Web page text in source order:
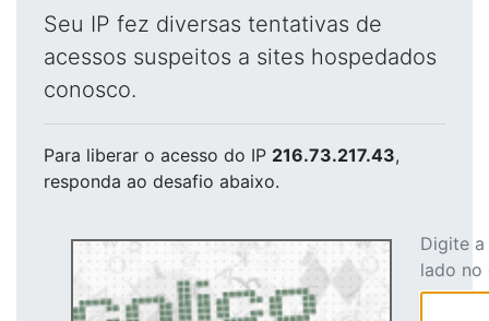
Seu IP fez diversas tentativas de
acessos suspeitos a sites hospedados
conosco.
Para liberar o acesso do IP 216.73.217.43,
responda ao desafio abaixo.
Digite
lado no